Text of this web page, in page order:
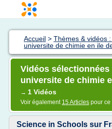
Accueil > Thèmes & vidéos
universite de chimie en ile
Vidéos
universite de chimie
→ 1 Vidéos
Voir également 15 Articles pour ce
Science in Schools sur